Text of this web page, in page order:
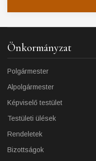
Önkormányzat
Polgármester
Alpolgármester
Képviselő testület
Testületi ülések
Rendeletek
Bizottságok